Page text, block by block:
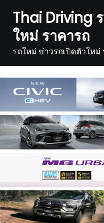
content
Thai Driving
ใหม่ ราคารถ
รถใหม่ ข่าวรถเปิดตัวใหม่